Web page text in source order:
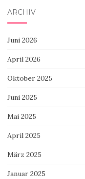
ARCHIV
Juni 2026
April 2026
Oktober 2025
Juni 2025
Mai 2025
April 2025
März 2025
Januar 2025